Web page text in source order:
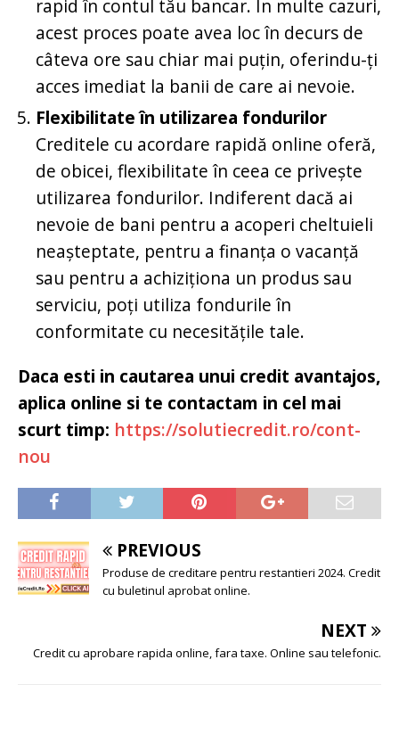
rapid în contul tău bancar. În multe cazuri,
acest proces poate avea loc în decurs de
câteva ore sau chiar mai puțin, oferindu-ți
acces imediat la banii de care ai nevoie.
Flexibilitate în utilizarea fondurilor
Creditele cu acordare rapidă online oferă,
de obicei, flexibilitate în ceea ce privește
utilizarea fondurilor. Indiferent dacă ai
nevoie de bani pentru a acoperi cheltuieli
neașteptate, pentru a finanța o vacanță
sau pentru a achiziționa un produs sau
serviciu, poți utiliza fondurile în
conformitate cu necesitățile tale.
Daca esti in cautarea unui credit avantajos,
aplica online si te contactam in cel mai
scurt timp: https://solutiecredit.ro/cont-
nou
PREVIOUS
Produse de creditare pentru restantieri 2024. Credit
cu buletinul aprobat online.
NEXT
Credit cu aprobare rapida online, fara taxe. Online sau telefonic.